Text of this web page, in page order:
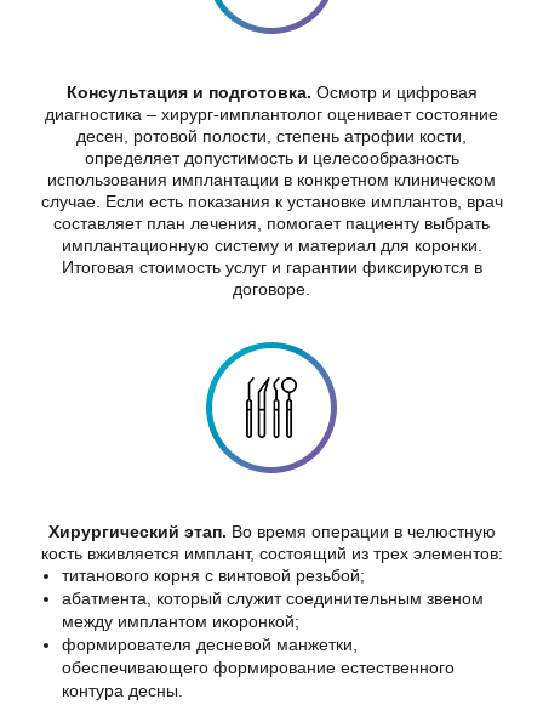
Консультация и подготовка. Осмотр и цифровая
диагностика – хирург-имплантолог оценивает состояние
десен, ротовой полости, степень атрофии кости,
определяет допустимость и целесообразность
использования имплантации в конкретном клиническом
случае. Если есть показания к установке имплантов, врач
составляет план лечения, помогает пациенту выбрать
имплантационную систему и материал для коронки.
Итоговая стоимость услуг и гарантии фиксируются в
договоре.
Хирургический этап. Во время операции в челюстную
кость вживляется имплант, состоящий из трех элементов:
титанового корня с винтовой резьбой;
абатмента, который служит соединительным звеном
между имплантом икоронкой;
формирователя десневой манжетки,
обеспечивающего формирование естественного
контура десны.